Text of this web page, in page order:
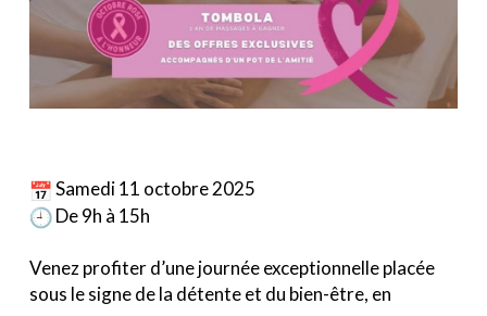
Samedi 11 octobre 2025
De 9h à 15h
Venez profiter d’une journée exceptionnelle placée
sous le signe de la détente et du bien-être, en